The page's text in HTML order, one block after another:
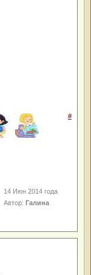
#
14 Июн 2014 года
Автор:Галина